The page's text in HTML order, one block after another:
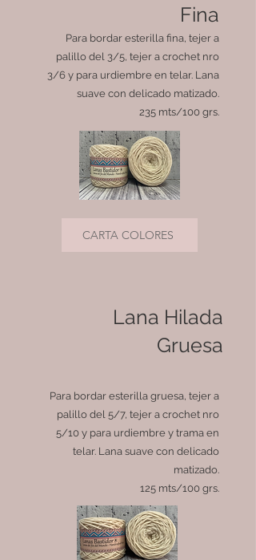
Fina
Para bordar esterilla fina, tejer a
palillo del 3/5, tejer a crochet nro
3/6 y para urdiembre en telar. Lana
suave con delicado matizado.
235 mts/100 grs.
CARTA COLORES
Lana Hilada
Gruesa
Para bordar esterilla gruesa, tejer a
palillo del 5/7, tejer a crochet nro
5/10 y para urdiembre y trama en
telar. Lana suave con delicado
matizado.
125 mts/100 grs.